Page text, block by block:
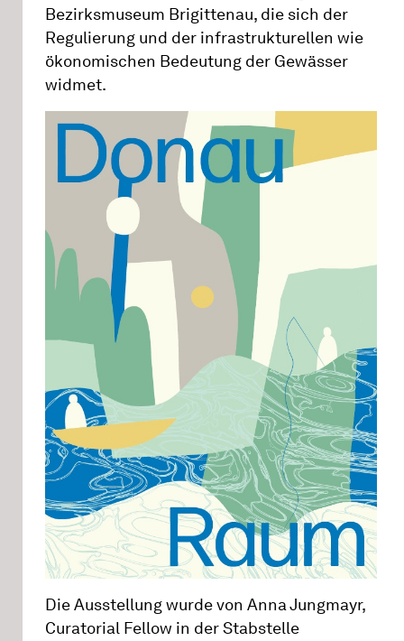
Bezirksmuseum Brigittenau, die sich der
Regulierung und der infrastrukturellen wie
ökonomischen Bedeutung der Gewässer
widmet.
Die Ausstellung wurde von Anna Jungmayr,
Curatorial Fellow in der Stabstelle